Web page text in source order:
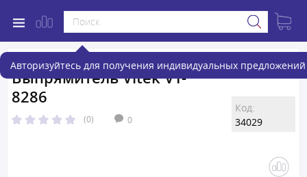
Авторизуйтесь для получения индивидуальных предложений
Выпрямитель Vitek VT-
8286
(0) 0
Код:
34029